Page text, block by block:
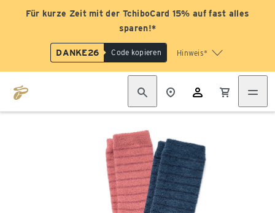
Für kurze Zeit mit der TchiboCard 15% auf fast alles
sparen!*
DANKE26 Code kopieren Hinweis*